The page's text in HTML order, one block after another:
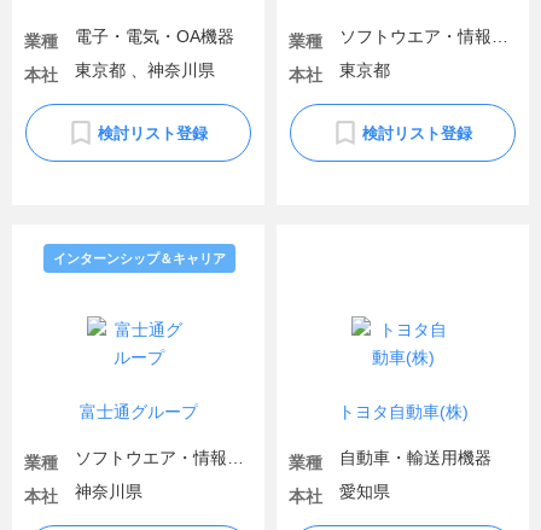
業種
電子・電気・OA機器
本社
東京都 、神奈川県
検討リスト登録
業種
本社
東京都
検討リスト登録
富士通グループ
インターンシップ＆キャリア
業種
本社
神奈川県
トヨタ自動車(株)
業種
自動車・輸送用機器
本社
愛知県